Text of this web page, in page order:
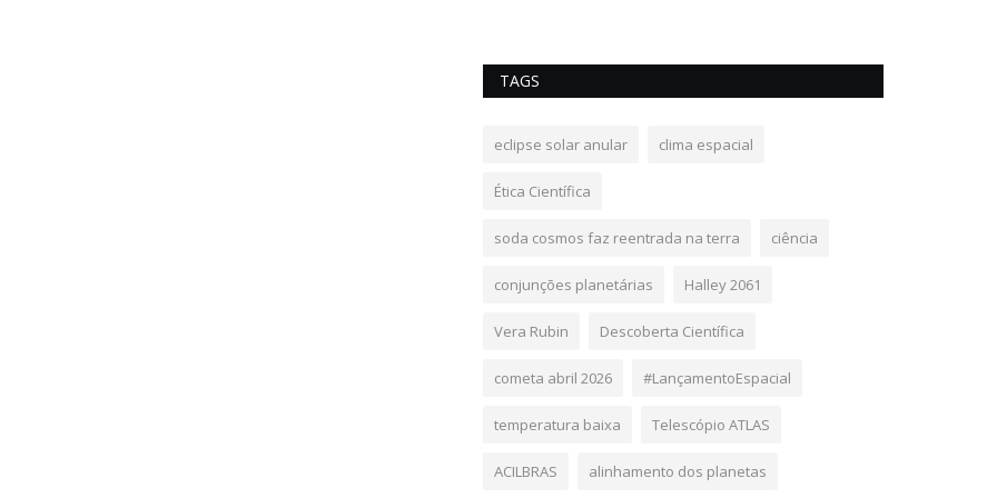
TAGS
eclipse solar anular clima espacial
Ética Científica
soda cosmos faz reentrada na terra ciência
conjunções planetárias Halley 2061
Vera Rubin Descoberta Científica
cometa abril 2026 #LançamentoEspacial
temperatura baixa Telescópio ATLAS
ACILBRAS alinhamento dos planetas